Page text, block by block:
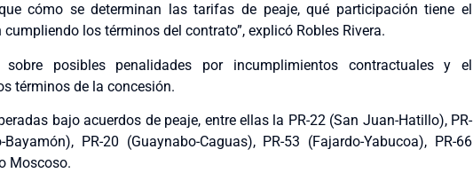
cómo se determinan las tarifas de peaje, qué participación tiene el
los términos del contrato”, explicó Robles Rivera.
posibles penalidades por incumplimientos contractuales y el
términos de la concesión.
bajo acuerdos de peaje, entre ellas la PR-22 (San Juan-Hatillo), PR-
PR-20 (Guaynabo-Caguas), PR-53 (Fajardo-Yabucoa), PR-66
Moscoso.